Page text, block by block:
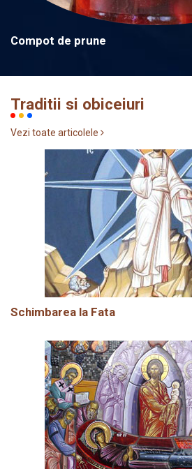
Compot de prune
Traditii si obiceiuri
Vezi toate articolele
Schimbarea la Fata